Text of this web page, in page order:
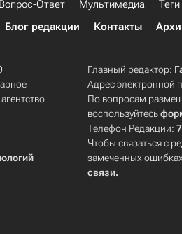
Вопрос-Ответ Мультимедиа
Теги
Блог редакции Контакты
Главный редактор:
Адрес электронной
По вопросам
воспользуйтесь
Телефон Редакции:
Чтобы связаться с
замеченных
связи.